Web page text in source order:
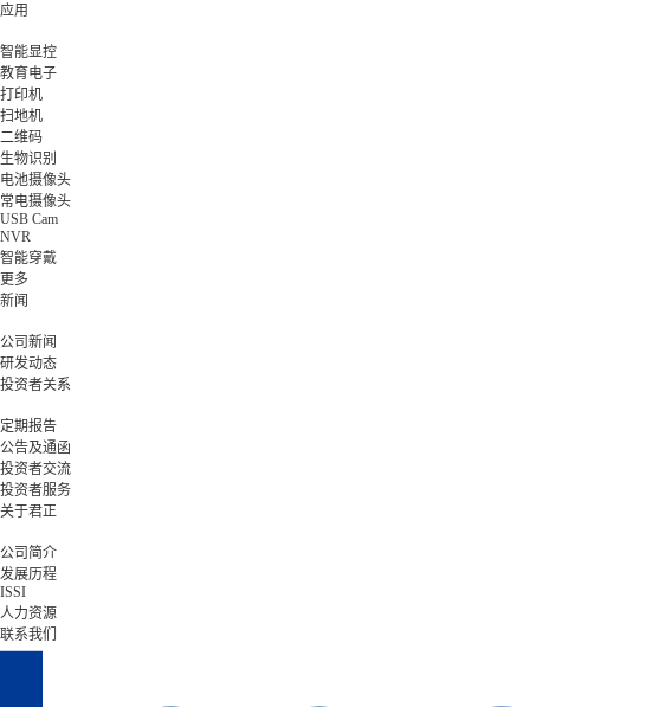
应用
智能显控
教育电子
打印机
扫地机
二维码
生物识别
电池摄像头
常电摄像头
USB Cam
NVR
智能穿戴
更多
新闻
公司新闻
研发动态
投资者关系
定期报告
公告及通函
投资者交流
投资者服务
关于君正
公司简介
发展历程
ISSI
人力资源
联系我们